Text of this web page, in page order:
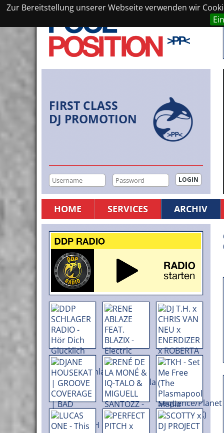
Zur Bereitstellung unserer Webseite verwenden wir
FIRST CLASS
DJ PROMOTION
HOME SERVICES ARCHIV